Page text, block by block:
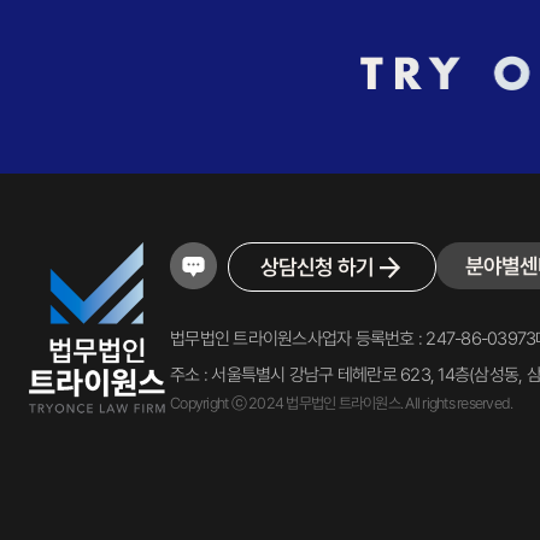
상담신청 하기 분야별
법무법인 트라이원스사업자 등록번호 : 247-86-03973
주소 : 서울특별시 강남구 테헤란로 623, 14층(삼성동,
Copyright ⓒ 2024 법무법인 트라이원스. All rights reserved.